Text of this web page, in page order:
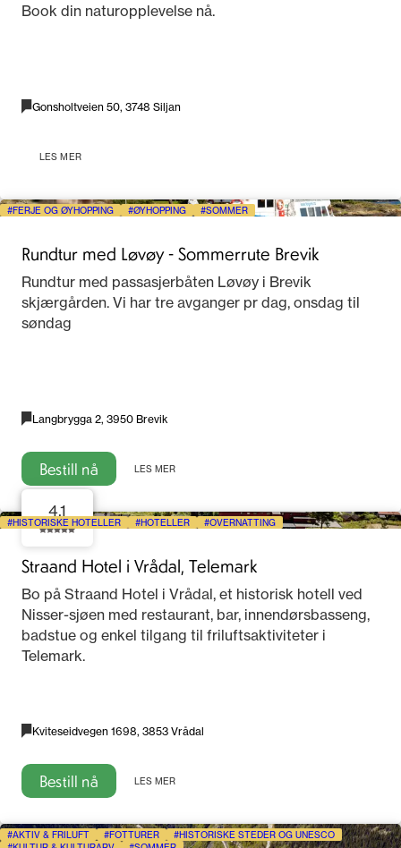
Book din naturopplevelse nå.
Gonsholtveien 50, 3748 Siljan
LES MER
FERJE OG ØYHOPPING ØYHOPPING SOMMER
Rundtur med Løvøy - Sommerrute Brevik
Rundtur med passasjerbåten Løvøy i Brevik
skjærgården. Vi har tre avganger pr dag, onsdag til
søndag
Langbrygga 2, 3950 Brevik
Bestill nå LES MER
HISTORISKE HOTELLER HOTELLER OVERNATTING
4.1
Straand Hotel i Vrådal, Telemark
Bo på Straand Hotel i Vrådal, et historisk hotell ved
Nisser-sjøen med restaurant, bar, innendørsbasseng,
badstue og enkel tilgang til friluftsaktiviteter i
Telemark.
Kviteseidvegen 1698, 3853 Vrådal
Bestill nå LES MER
AKTIV & FRILUFT FOTTURER
HISTORISKE STEDER OG UNESCO